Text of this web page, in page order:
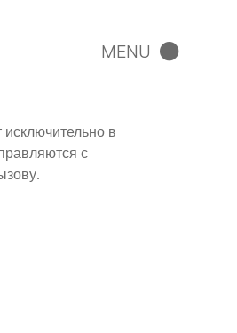
в
с